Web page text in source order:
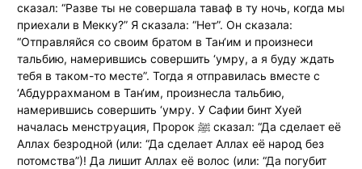
сказал: “Разве ты не совершала таваф в ту ночь, когда мы
приехали в Мекку?” Я сказала: “Нет”. Он сказала:
“Отправляйся со своим братом в Тан‘им и произнеси
тальбию, намерившись совершить ‘умру, а я буду ждать
тебя в таком-то месте”. Тогда я отправилась вместе с
‘Абдуррахманом в Тан‘им, произнесла тальбию,
намерившись совершить ‘умру. У Сафии бинт Хуей
началась менструация, Пророк ﷺ сказал: “Да сделает её
Аллах безродной (или: “Да сделает Аллах её народ без
потомства”)! Да лишит Аллах её волос (или: “Да погубит